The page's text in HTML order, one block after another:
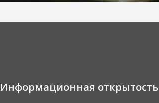
Информационная открытость